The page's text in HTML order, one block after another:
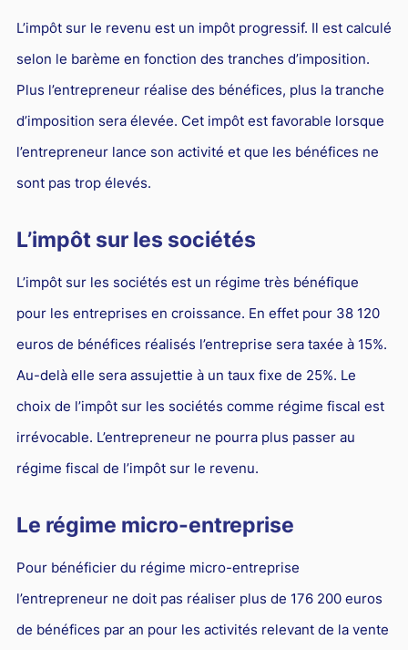
L’impôt sur le revenu est un impôt progressif. Il est calculé
selon le barème en fonction des tranches d’imposition.
Plus l’entrepreneur réalise des bénéfices, plus la tranche
d’imposition sera élevée. Cet impôt est favorable lorsque
l’entrepreneur lance son activité et que les bénéfices ne
sont pas trop élevés.
L’impôt sur les sociétés
L’impôt sur les sociétés est un régime très bénéfique
pour les entreprises en croissance. En effet pour 38 120
euros de bénéfices réalisés l’entreprise sera taxée à 15%.
Au-delà elle sera assujettie à un taux fixe de 25%. Le
choix de l’impôt sur les sociétés comme régime fiscal est
irrévocable. L’entrepreneur ne pourra plus passer au
régime fiscal de l’impôt sur le revenu.
Le régime micro-entreprise
Pour bénéficier du régime micro-entreprise
l’entrepreneur ne doit pas réaliser plus de 176 200 euros
de bénéfices par an pour les activités relevant de la vente